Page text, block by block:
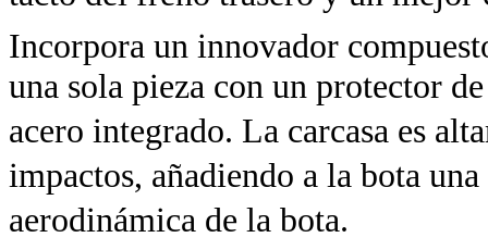
Incorpora un innovador
una sola pieza con un protector
acero integrado. La carcasa es
impactos, añadiendo a la bota
aerodinámica de la bota.